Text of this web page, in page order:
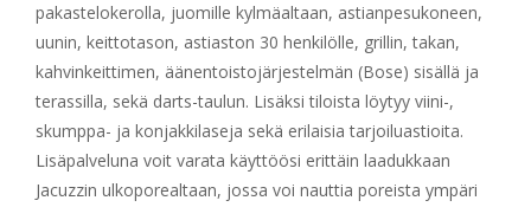
pakastelokerolla, juomille kylmäaltaan, astianpesukoneen,
uunin, keittotason, astiaston 30 henkilölle, grillin, takan,
kahvinkeittimen, äänentoistojärjestelmän (Bose) sisällä ja
terassilla, sekä darts-taulun. Lisäksi tiloista löytyy viini-,
skumppa- ja konjakkilaseja sekä erilaisia tarjoiluastioita.
Lisäpalveluna voit varata käyttöösi erittäin laadukkaan
Jacuzzin ulkoporealtaan, jossa voi nauttia poreista ympäri